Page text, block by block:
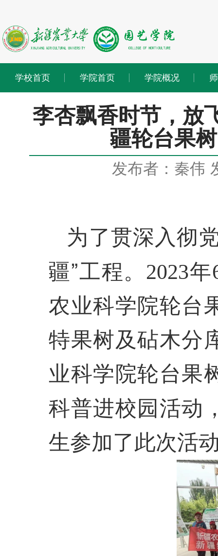
学校首页 学院首页 学院概况
李杏飘香时节，
疆轮台果
发布者：秦伟
为了贯深入彻
疆”工程。
2023年
农业科学院轮台
特果树及砧木分
业科学院轮台果
科普进校园活动
生参加了此次活